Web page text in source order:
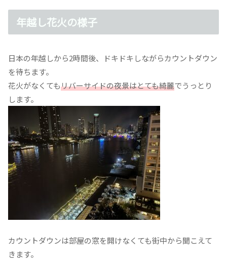
年越し花火の様子
日本の年越しから2時間後、ドキドキしながらカウントダウン
を待ちます。
花火がなくてもリバーサイドの夜景はとても綺麗でうっとり
します。
カウントダウンは部屋の窓を開けなくても街中から聞こえて
きます。